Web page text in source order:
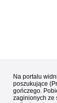
Na portalu
poszukujące
gończego.
zaginionych ze